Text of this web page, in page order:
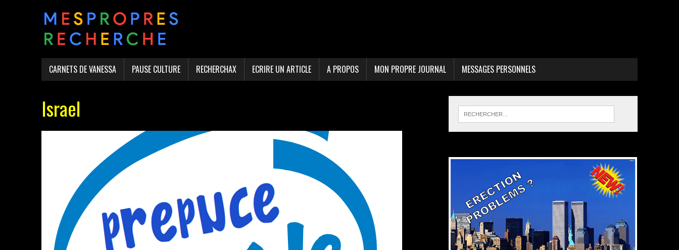
CARNETS DE VANESSA PAUSE CULTURE RECHERCHAX ECRIRE UN ARTICLE A PROPOS MON PROPRE JOURNAL MESSAGES PERSONNELS
Israel